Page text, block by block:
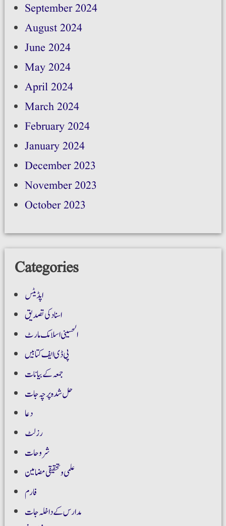
September 2024
August 2024
June 2024
May 2024
April 2024
March 2024
February 2024
January 2024
December 2023
November 2023
October 2023
Categories
اپڈیٹس
اسناد کی تصدیق
الحسینی اسلامک مارٹ
پی ڈی ایف کتابیں
جمعہ کے بیانات
حل شدہ پرچہ جات
دعا
رزلٹ
شروحات
علمی و تحقیقی مضامین
فارم
مدارس کے داخلہ جات